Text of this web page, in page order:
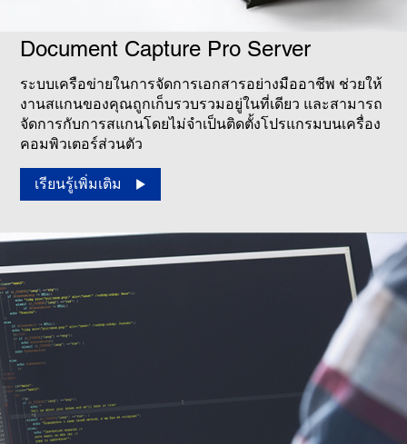
Document Capture Pro Server
ระบบเครือข่ายในการจัดการเอกสารอย่างมืออาชีพ ช่วยให้
งานสแกนของคุณถูกเก็บรวบรวมอยู่ในที่เดียว และสามารถ
จัดการกับการสแกนโดยไม่จำเป็นติดตั้งโปรแกรมบนเครื่อง
คอมพิวเตอร์ส่วนตัว
เรียนรู้เพิ่มเติม